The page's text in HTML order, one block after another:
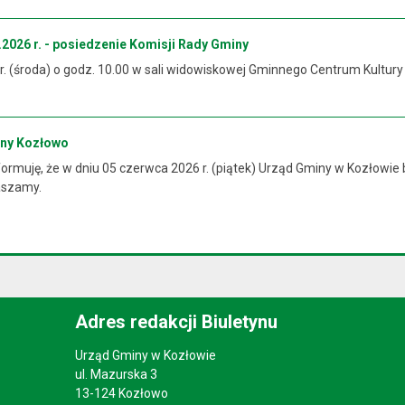
r. - posiedzenie Komisji Rady Gminy
(środa) o godz. 10.00 w sali widowiskowej Gminnego Centrum
Kozłowo
że w dniu 05 czerwca 2026 r. (piątek) Urząd Gminy w Kozłowie
Adres redakcji Biuletynu
Urząd Gminy w Kozłowie
ul. Mazurska 3
13-124 Kozłowo